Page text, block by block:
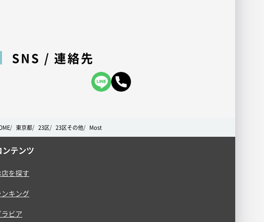
SNS / 連絡先
東京都 23区 23区その他 Most
ンテンツ
を探す
キング
ビア